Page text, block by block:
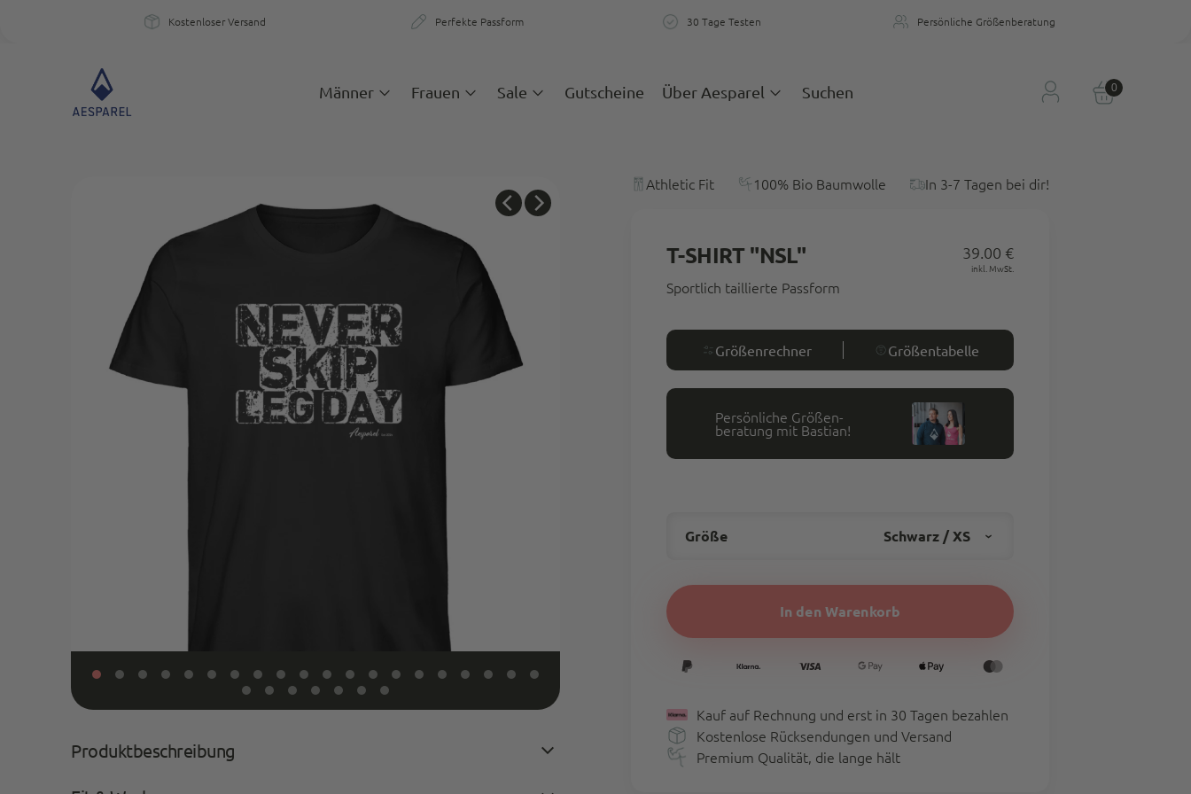
Kostenloser Versand Perfekte Passform 30 Tage Testen Persönliche Größenberatung
Kostenloser Versand Einzigartige Passform & Komfort 30 Tage testen Persönliche Größenberatung
Männer Frauen Sale Gutscheine Über Aesparel Suchen 0
Athletic Fit 100% Bio Baumwolle In 3-7 Tagen bei dir!
T-SHIRT "NSL" 39.00 €Regulärer
inkl. MwSt.
Sportlich taillierte Passform
Größenrechner Größentabelle
Persönliche Größen-
beratung mit Bastian!
Größe Schwarz / XS
Farbe
Größe
größe
XS S M L
In den Warenkorb
Kauf auf Rechnung und erst in 30 Tagen bezahlen
Kostenlose Rücksendungen und Versand
Premium Qualität, die lange hält
Produktbeschreibung